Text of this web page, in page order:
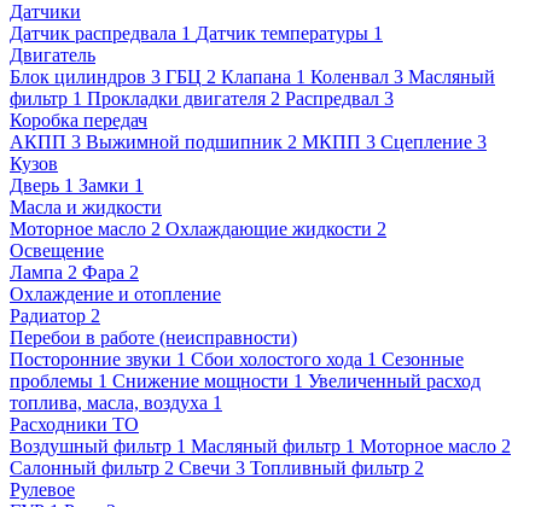
Датчики
Датчик распредвала 1 Датчик температуры 1
Двигатель
Блок цилиндров 3 ГБЦ 2 Клапана 1 Коленвал 3 Масляный
фильтр 1 Прокладки двигателя 2 Распредвал 3
Коробка передач
АКПП 3 Выжимной подшипник 2 МКПП 3 Сцепление 3
Кузов
Дверь 1 Замки 1
Масла и жидкости
Моторное масло 2 Охлаждающие жидкости 2
Освещение
Лампа 2 Фара 2
Охлаждение и отопление
Радиатор 2
Перебои в работе (неисправности)
Посторонние звуки 1 Сбои холостого хода 1 Сезонные
проблемы 1 Снижение мощности 1 Увеличенный расход
топлива, масла, воздуха 1
Расходники ТО
Воздушный фильтр 1 Масляный фильтр 1 Моторное масло 2
Салонный фильтр 2 Свечи 3 Топливный фильтр 2
Рулевое